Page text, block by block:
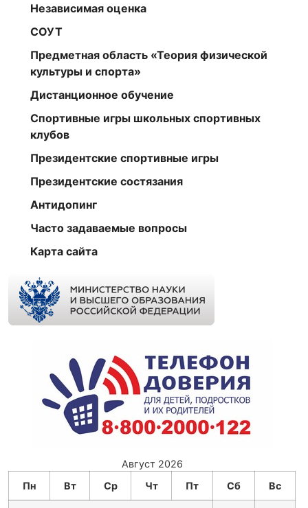
Независимая оценка
СОУТ
Предметная область «Теория физической
культуры и спорта»
Дистанционное обучение
Спортивные игры школьных спортивных
клубов
Президентские спортивные игры
Президентские состязания
Антидопинг
Часто задаваемые вопросы
Карта сайта
Август 2026
Пн
Вт Ср Чт Пт Сб Вс